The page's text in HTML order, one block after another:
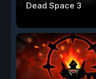
Dead Space 3